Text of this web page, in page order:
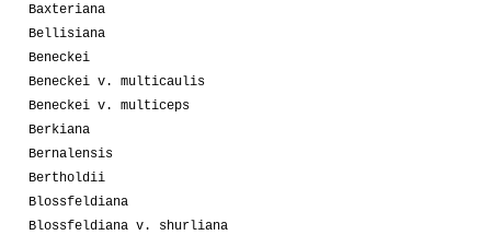
Baxteriana
Bellisiana
Beneckei
Beneckei v. multicaulis
Beneckei v. multiceps
Berkiana
Bernalensis
Bertholdii
Blossfeldiana
Blossfeldiana v. shurliana